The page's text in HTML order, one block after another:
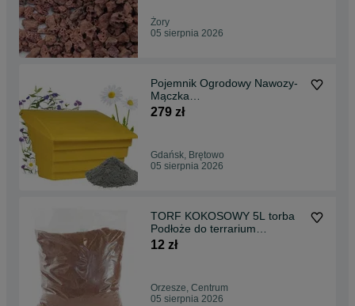
Żory
05 sierpnia 2026
Pojemnik Ogrodowy Nawozy-
Mączka
Bazaltowa,Dolomit,Obornik
279 zł
Gdańsk, Brętowo
05 sierpnia 2026
TORF KOKOSOWY 5L torba
Podłoże do terrarium
ŚCIÓŁKA TERRARIUM
12 zł
Orzesze, Centrum
05 sierpnia 2026